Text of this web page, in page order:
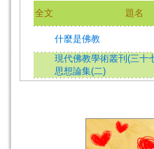
全文 題名
什麼是佛教
現代佛教學術叢刊(三十
思想論集(二)